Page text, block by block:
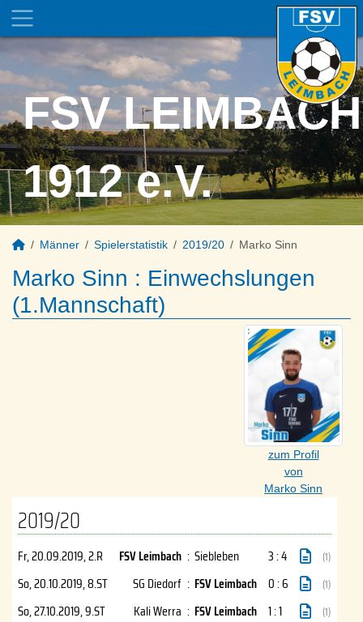
FSV LEIMBACH
1912 e.V.
Männer Spielerstatistik 2019/20 Marko Sinn
Marko Sinn : Einwechslungen
(1.Mannschaft)
zum Profil
von
Marko Sinn
2019/20
Fr, 20.09.2019, 2.R FSV Leimbach : Siebleben 3 : 4 (1)
So, 20.10.2019, 8.ST SG Diedorf : FSV Leimbach 0 : 6 (1)
So, 27.10.2019, 9.ST Kali Werra : FSV Leimbach 1 : 1 (1)